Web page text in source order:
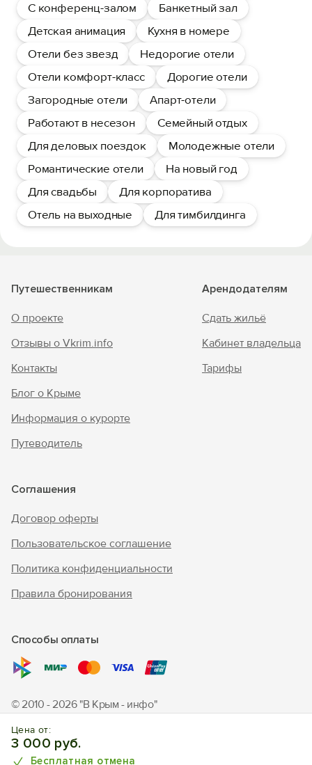
С конференц-залом
Банкетный зал
Детская анимация
Кухня в номере
Отели без звезд
Недорогие отели
Отели комфорт-класс
Дорогие отели
Загородные отели
Апарт-отели
Работают в несезон
Семейный отдых
Для деловых поездок
Молодежные отели
Романтические отели
На новый год
Для свадьбы
Для корпоратива
Отель на выходные
Для тимбилдинга
Цена от:
3 000 руб.
Бесплатная отмена
Путешественникам
О проекте
Отзывы о Vkrim.info
Контакты
Блог о Крыме
Информация о курорте
Путеводитель
Арендодателям
Сдать жильё
Кабинет владельца
Тарифы
Соглашения
Договор оферты
Пользовательское соглашение
Политика конфиденциальности
Правила бронирования
Способы оплаты
© 2010 - 2026 "В Крым - инфо"
Отдых в Симферополе. Отели, апартаменты, частный
сектор.